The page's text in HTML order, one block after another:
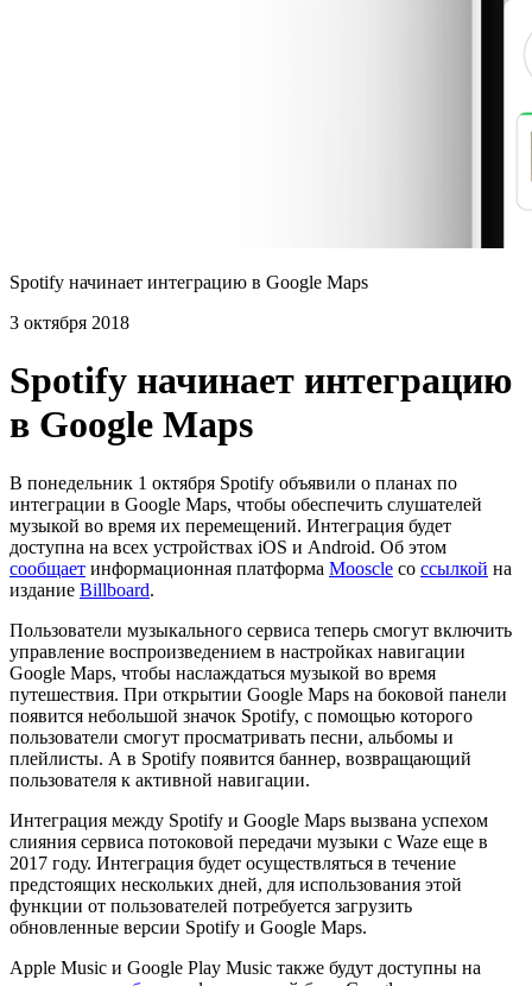
Spotify начинает интеграцию в Google Maps
3 октября 2018
Spotify начинает интеграцию
в Google Maps
В понедельник 1 октября Spotify объявили о планах по
интеграции в Google Maps, чтобы обеспечить слушателей
музыкой во время их перемещений. Интеграция будет
доступна на всех устройствах iOS и Android. Об этом
сообщает информационная платформа Mooscle со ссылкой на
издание Billboard.
Пользователи музыкального сервиса теперь смогут включить
управление воспроизведением в настройках навигации
Google Maps, чтобы наслаждаться музыкой во время
путешествия. При открытии Google Maps на боковой панели
появится небольшой значок Spotify, с помощью которого
пользователи смогут просматривать песни, альбомы и
плейлисты. А в Spotify появится баннер, возвращающий
пользователя к активной навигации.
Интеграция между Spotify и Google Maps вызвана успехом
слияния сервиса потоковой передачи музыки с Waze еще в
2017 году. Интеграция будет осуществляться в течение
предстоящих нескольких дней, для использования этой
функции от пользователей потребуется загрузить
обновленные версии Spotify и Google Maps.
Apple Music и Google Play Music также будут доступны на